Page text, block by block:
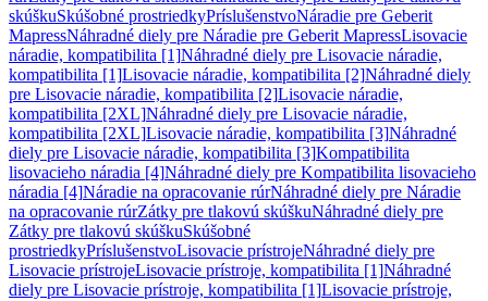
skúškuSkúšobné prostriedkyPríslušenstvoNáradie pre Geberit
MapressNáhradné diely pre Náradie pre Geberit MapressLisovacie
náradie, kompatibilita [1]Náhradné diely pre Lisovacie náradie,
kompatibilita [1]Lisovacie náradie, kompatibilita [2]Náhradné diely
pre Lisovacie náradie, kompatibilita [2]Lisovacie náradie,
kompatibilita [2XL]Náhradné diely pre Lisovacie náradie,
kompatibilita [2XL]Lisovacie náradie, kompatibilita [3]Náhradné
diely pre Lisovacie náradie, kompatibilita [3]Kompatibilita
lisovacieho náradia [4]Náhradné diely pre Kompatibilita lisovacieho
náradia [4]Náradie na opracovanie rúrNáhradné diely pre Náradie
na opracovanie rúrZátky pre tlakovú skúškuNáhradné diely pre
Zátky pre tlakovú skúškuSkúšobné
prostriedkyPríslušenstvoLisovacie prístrojeNáhradné diely pre
Lisovacie prístrojeLisovacie prístroje, kompatibilita [1]Náhradné
diely pre Lisovacie prístroje, kompatibilita [1]Lisovacie prístroje,